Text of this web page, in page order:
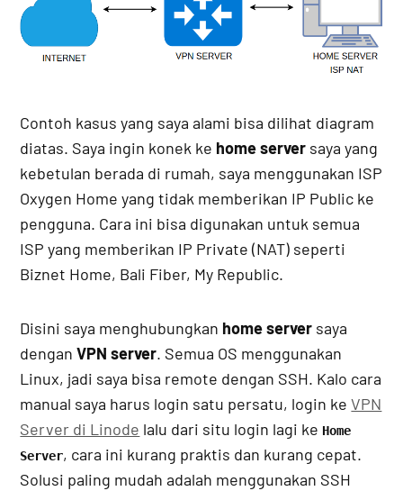
Contoh kasus yang saya alami bisa dilihat diagram
diatas. Saya ingin konek ke home server saya yang
kebetulan berada di rumah, saya menggunakan ISP
Oxygen Home yang tidak memberikan IP Public ke
pengguna. Cara ini bisa digunakan untuk semua
ISP yang memberikan IP Private (NAT) seperti
Biznet Home, Bali Fiber, My Republic.
Disini saya menghubungkan home server saya
denganVPN server. Semua OS menggunakan
Linux, jadi saya bisa remote dengan SSH. Kalo cara
manual saya harus login satu persatu, login keVPN
Server di Linode lalu dari situ login lagi ke Home
Server, cara ini kurang praktis dan kurang cepat.
Solusi paling mudah adalah menggunakan SSH